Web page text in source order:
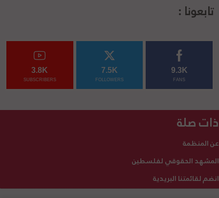
تابعونا :
9.3K
FANS
7.5K
FOLLOWERS
3.8K
SUBSCRIBERS
ذات صلة
عن المنظمة
المشهد الحقوقي لفلسطين
انضم لقائمتنا البريدية